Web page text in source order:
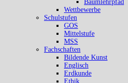
Baumlehrpfad
Wettbewerbe
Schulstufen
GOS
Mittelstufe
MSS
Fachschaften
Bildende Kunst
Englisch
Erdkunde
Ethik